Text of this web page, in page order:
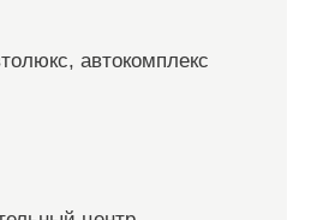
автокомплекс